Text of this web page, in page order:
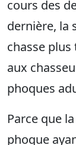
cours des
dernière, la
chasse
aux
phoques
Parce que
phoque